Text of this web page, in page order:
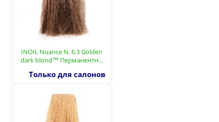
INOIL Nuance N. 6.3 Golden
dark blond™ Перманентн…
Только для салонов